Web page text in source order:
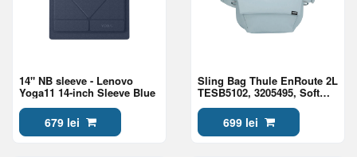
14" NB sleeve - Lenovo
Yoga11 14-inch Sleeve Blue
679 lei
Sling Bag Thule EnRoute 2L
TESB5102, 3205495, Soft
Blue/Darkest Blue
699 lei